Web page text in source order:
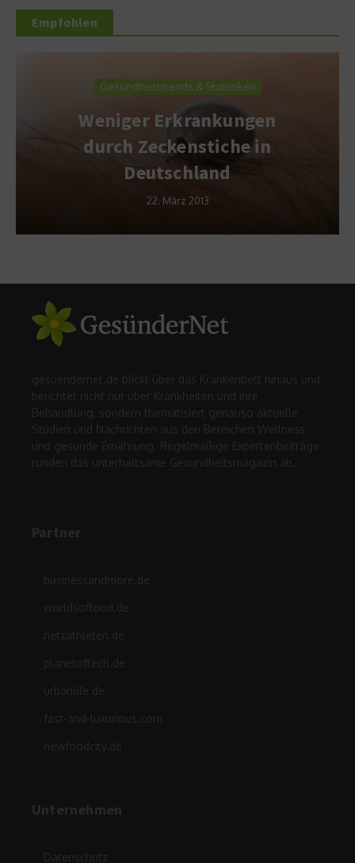
Empfohlen
Gesundheitstrends & Statistiken
Weniger Erkrankungen
durch Zeckenstiche in
Deutschland
22. März 2013
gesuendernet.de blickt über das Krankenbett hinaus und
berichtet nicht nur über Krankheiten und ihre
Behandlung, sondern thematisiert genauso aktuelle
Studien und Nachrichten aus den Bereichen Wellness
und gesunde Ernährung. Regelmäßige Expertenbeiträge
runden das unterhaltsame Gesundheitsmagazin ab.
Partner
businessandmore.de
worldsoffood.de
netzathleten.de
planetoftech.de
urbanlife.de
fast-and-luxurious.com
newfoodcity.de
Unternehmen
Datenschutz